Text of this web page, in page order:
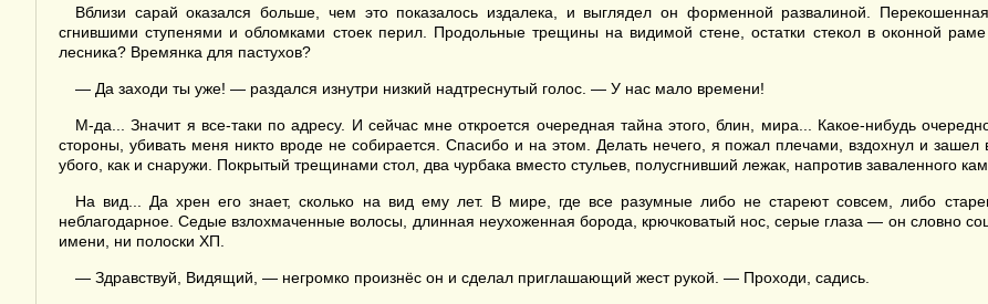
Вблизи сарай оказался больше, чем это показалось издалека, и выглядел он форменной развалиной.
сгнившими ступенями и обломками стоек перил. Продольные трещины на видимой стене, остатки стекол в оконной
лесника? Времянка для пастухов?
— Да заходи ты уже! — раздался изнутри низкий надтреснутый голос. — У нас мало времени!
М-да... Значит я все-таки по адресу. И сейчас мне откроется очередная тайна этого, блин, мира... Какое-нибудь
стороны, убивать меня никто вроде не собирается. Спасибо и на этом. Делать нечего, я пожал плечами, вздохнул и зашел
убого, как и снаружи. Покрытый трещинами стол, два чурбака вместо стульев, полусгнивший лежак, напротив заваленного
На вид... Да хрен его знает, сколько на вид ему лет. В мире, где все разумные либо не стареют совсем, либо
неблагодарное. Седые взлохмаченные волосы, длинная неухоженная борода, крючковатый нос, серые глаза — он словно
имени, ни полоски ХП.
— Здравствуй, Видящий, — негромко произнёс он и сделал приглашающий жест рукой. — Проходи, садись.